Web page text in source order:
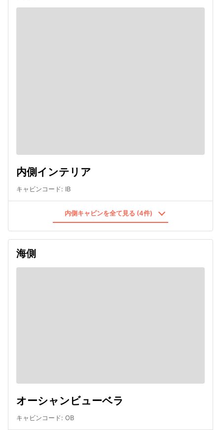
内側インテリア
キャビンコード: IB
内側キャビンを全て見る (4件)
海側
オーシャンビューベラ
キャビンコード: OB